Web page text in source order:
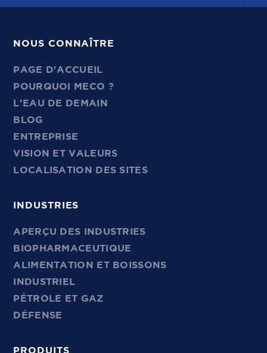
NOUS CONNAÎTRE
PAGE D'ACCUEIL
POURQUOI MECO ?
L'EAU DE DEMAIN
BLOG
ENTREPRISE
VISION ET VALEURS
LOCALISATION DES SITES
INDUSTRIES
APERÇU DES INDUSTRIES
BIOPHARMACEUTIQUE
ALIMENTATION ET BOISSONS
INDUSTRIEL
PÉTROLE ET GAZ
DÉFENSE
PRODUITS